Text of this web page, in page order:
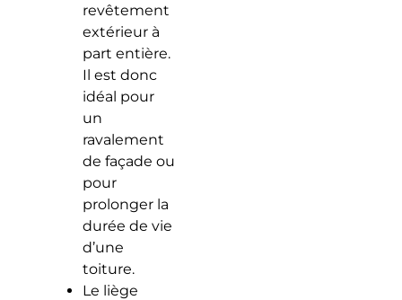
revêtement
extérieur à
part entière.
Il est donc
idéal pour
un
ravalement
de façade ou
pour
prolonger la
durée de vie
d’une
toiture.
Le liège